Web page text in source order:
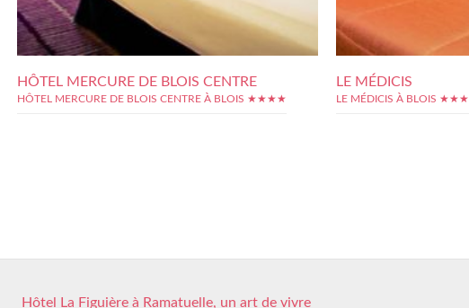
HÔTEL MERCURE DE BLOIS CENTRE
HÔTEL MERCURE DE BLOIS CENTRE À BLOIS ★★★★
LE MÉDICIS
LE MÉDICIS À BLOIS ★★★
Hôtel La Figuière à Ramatuelle, un art de vivre